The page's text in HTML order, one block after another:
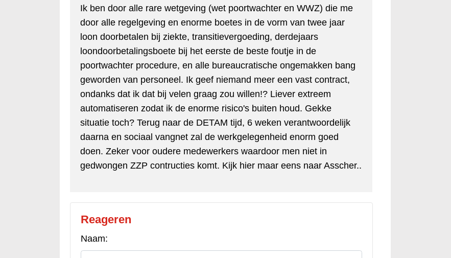
Ik ben door alle rare wetgeving (wet poortwachter en WWZ) die me
door alle regelgeving en enorme boetes in de vorm van twee jaar
loon doorbetalen bij ziekte, transitievergoeding, derdejaars
loondoorbetalingsboete bij het eerste de beste foutje in de
poortwachter procedure, en alle bureaucratische ongemakken bang
geworden van personeel. Ik geef niemand meer een vast contract,
ondanks dat ik dat bij velen graag zou willen!? Liever extreem
automatiseren zodat ik de enorme risico's buiten houd. Gekke
situatie toch? Terug naar de DETAM tijd, 6 weken verantwoordelijk
daarna en sociaal vangnet zal de werkgelegenheid enorm goed
doen. Zeker voor oudere medewerkers waardoor men niet in
gedwongen ZZP contructies komt. Kijk hier maar eens naar Asscher..
Reageren
Naam: